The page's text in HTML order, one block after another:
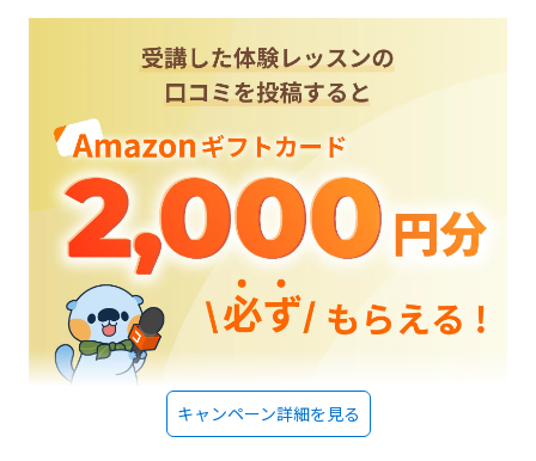
つにもしてほしいと思ってます。たまに騒いでいる生徒がいますが、それ
以外は特にありません。
キャンペーン詳細を見る